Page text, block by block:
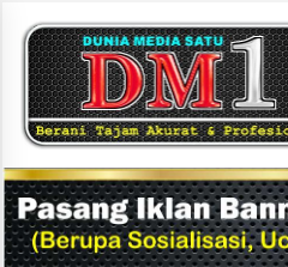
content